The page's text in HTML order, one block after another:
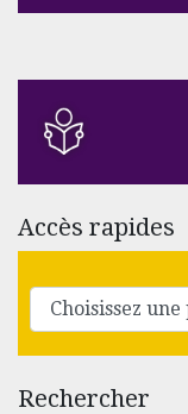
Accès rapides
Rechercher